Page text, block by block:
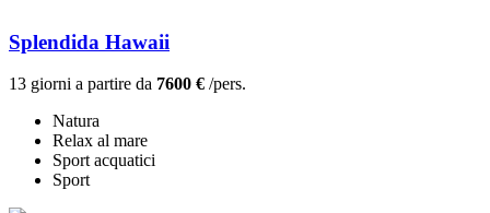
Splendida Hawaii
13 giorni a partire da 7600 € /pers.
Natura
Relax al mare
Sport acquatici
Sport